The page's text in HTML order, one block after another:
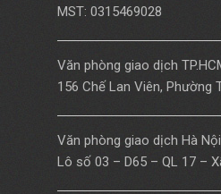
MST: 0315469028
Văn phòng giao dịch
156 Chế Lan Viên, Phường
Văn phòng giao dịch Hà Nội
Lô số 03 – D65 – QL 17 –